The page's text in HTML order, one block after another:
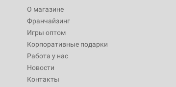
О магазине
Франчайзинг
Игры оптом
Корпоративные подарки
Работа у нас
Новости
Контакты